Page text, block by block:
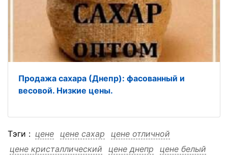
Продажа сахара (Днепр): фасованный и
весовой. Низкие цены.
Тэги : цене цене сахар
цене отличной
цене кристаллический
цене днепр цене белый